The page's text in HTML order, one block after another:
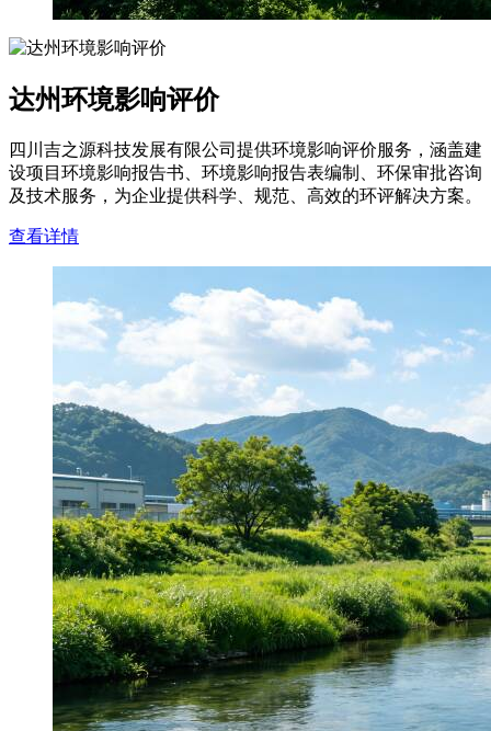
达州环境影响评价
四川吉之源科技发展有限公司提供环境影响评价服务，涵盖建
设项目环境影响报告书、环境影响报告表编制、环保审批咨询
及技术服务，为企业提供科学、规范、高效的环评解决方案。
查看详情